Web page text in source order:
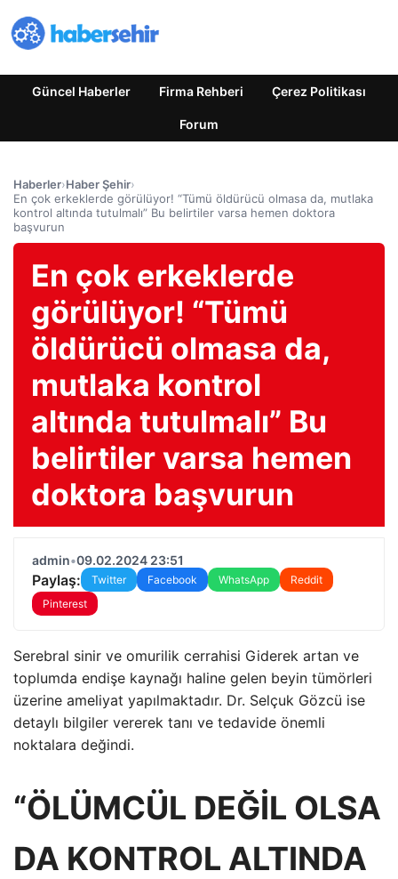
Güncel Haberler Firma Rehberi Çerez Politikası
Forum
Haberler›Haber Şehir›
En çok erkeklerde görülüyor! “Tümü öldürücü olmasa da, mutlaka
kontrol altında tutulmalı” Bu belirtiler varsa hemen doktora
başvurun
En çok erkeklerde
görülüyor! “Tümü
öldürücü olmasa da,
mutlaka kontrol
altında tutulmalı” Bu
belirtiler varsa hemen
doktora başvurun
admin•09.02.2024 23:51
Paylaş: Twitter Facebook WhatsApp
Reddit
Pinterest
Serebral sinir ve omurilik cerrahisi Giderek artan ve
toplumda endişe kaynağı haline gelen beyin tümörleri
üzerine ameliyat yapılmaktadır. Dr. Selçuk Gözcü ise
detaylı bilgiler vererek tanı ve tedavide önemli
noktalara değindi.
“ÖLÜMCÜL DEĞİL OLSA
DA KONTROL ALTINDA